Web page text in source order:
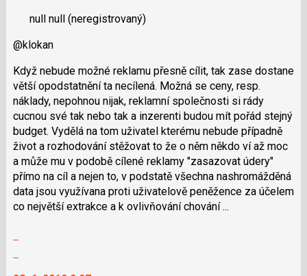
názor.
navigaci
lze
použít
i
klávesy
N
pro
následující
a
P
pro
null null
(neregistrovaný)
@klokan
Když nebude možné reklamu přesně cílit, tak zase dostane
větší opodstatnění ta necílená. Možná se ceny, resp.
náklady, nepohnou nijak, reklamní společnosti si rády
cucnou své tak nebo tak a inzerenti budou mít pořád stejný
budget. Vydělá na tom uživatel kterému nebude případně
život a rozhodování stěžovat to že o něm někdo ví až moc
a může mu v podobě cílené reklamy "zasazovat údery"
přímo na cíl a nejen to, v podstatě všechna nashromážděná
data jsou využívana proti uživatelově peněžence za účelem
co největší extrakce a k ovlivňování chování ...